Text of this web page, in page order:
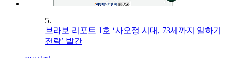
5.
브라보 리포트 1호 ‘사오정 시대, 73세까지 일하기
전략’ 발간